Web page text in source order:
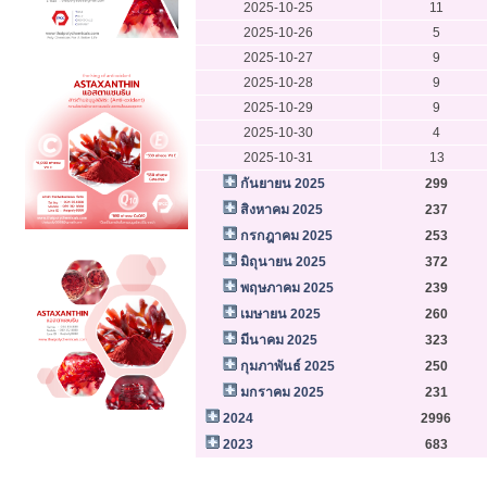
2025-10-25
11
2025-10-26
5
2025-10-27
9
2025-10-28
9
2025-10-29
9
2025-10-30
4
2025-10-31
13
กันยายน 2025
299
สิงหาคม 2025
237
กรกฎาคม 2025
253
มิถุนายน 2025
372
พฤษภาคม 2025
239
เมษายน 2025
260
มีนาคม 2025
323
กุมภาพันธ์ 2025
250
มกราคม 2025
231
2024
2996
2023
683